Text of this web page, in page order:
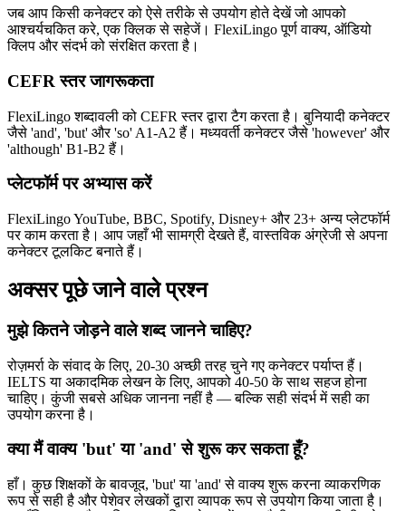
जब आप किसी कनेक्टर को ऐसे तरीके से उपयोग होते देखें जो आपको
आश्चर्यचकित करे, एक क्लिक से सहेजें। FlexiLingo पूर्ण वाक्य, ऑडियो
क्लिप और संदर्भ को संरक्षित करता है।
CEFR स्तर जागरूकता
FlexiLingo शब्दावली को CEFR स्तर द्वारा टैग करता है। बुनियादी कनेक्टर
जैसे 'and', 'but' और 'so' A1-A2 हैं। मध्यवर्ती कनेक्टर जैसे 'however' और
'although' B1-B2 हैं।
प्लेटफॉर्म पर अभ्यास करें
FlexiLingo YouTube, BBC, Spotify, Disney+ और 23+ अन्य प्लेटफॉर्म
पर काम करता है। आप जहाँ भी सामग्री देखते हैं, वास्तविक अंग्रेजी से अपना
कनेक्टर टूलकिट बनाते हैं।
अक्सर पूछे जाने वाले प्रश्न
मुझे कितने जोड़ने वाले शब्द जानने चाहिए?
रोज़मर्रा के संवाद के लिए, 20-30 अच्छी तरह चुने गए कनेक्टर पर्याप्त हैं।
IELTS या अकादमिक लेखन के लिए, आपको 40-50 के साथ सहज होना
चाहिए। कुंजी सबसे अधिक जानना नहीं है — बल्कि सही संदर्भ में सही का
उपयोग करना है।
क्या मैं वाक्य 'but' या 'and' से शुरू कर सकता हूँ?
हाँ। कुछ शिक्षकों के बावजूद, 'but' या 'and' से वाक्य शुरू करना व्याकरणिक
रूप से सही है और पेशेवर लेखकों द्वारा व्यापक रूप से उपयोग किया जाता है।